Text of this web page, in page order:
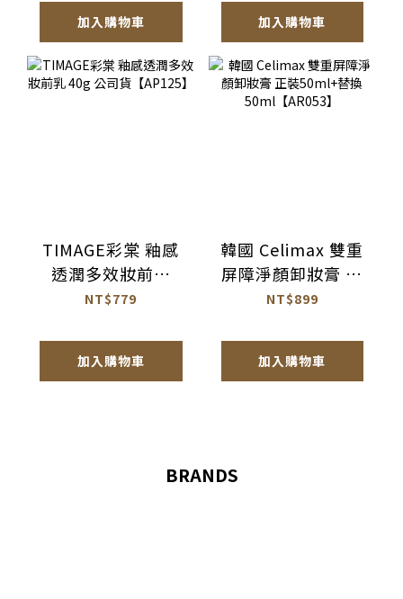
加入購物車 加入購物車
TIMAGE彩棠 釉感
透潤多效妝前乳
40g 公司貨
NT$779
加入購物車
韓國 Celimax 雙重
屏障淨顏卸妝膏 正
裝50ml+替換
NT$899
加入購物車
BRANDS